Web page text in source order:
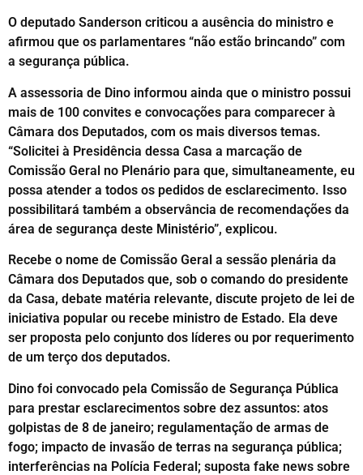
O deputado Sanderson criticou a ausência do ministro e
afirmou que os parlamentares “não estão brincando” com
a segurança pública.
A assessoria de Dino informou ainda que o ministro possui
mais de 100 convites e convocações para comparecer à
Câmara dos Deputados, com os mais diversos temas.
“Solicitei à Presidência dessa Casa a marcação de
Comissão Geral no Plenário para que, simultaneamente, eu
possa atender a todos os pedidos de esclarecimento. Isso
possibilitará também a observância de recomendações da
área de segurança deste Ministério”, explicou.
Recebe o nome de Comissão Geral a sessão plenária da
Câmara dos Deputados que, sob o comando do presidente
da Casa, debate matéria relevante, discute projeto de lei de
iniciativa popular ou recebe ministro de Estado. Ela deve
ser proposta pelo conjunto dos líderes ou por requerimento
de um terço dos deputados.
Dino foi convocado pela Comissão de Segurança Pública
para prestar esclarecimentos sobre dez assuntos: atos
golpistas de 8 de janeiro; regulamentação de armas de
fogo; impacto de invasão de terras na segurança pública;
interferências na Polícia Federal; suposta fake news sobre